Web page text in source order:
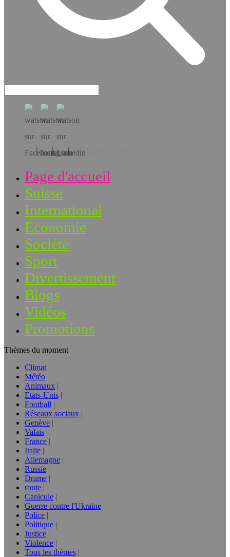
Téléchargez l’app!
Page d'accueil
Suisse
International
Economie
Société
Sport
Divertissement
Blogs
Vidéos
Promotions
Thèmes du moment
Climat
Météo
Animaux
Etats-Unis
Football
Réseaux sociaux
Genève
Valais
France
Italie
Allemagne
Russie
Drame
route
Canicule
Guerre contre l'Ukraine
Police
Politique
Justice
Violence
Tous les thèmes